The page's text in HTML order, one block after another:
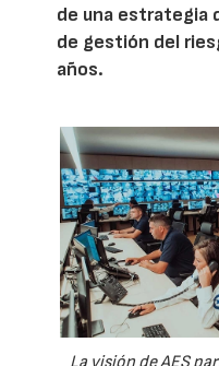
de una estrategia
de gestión del
años.
La visión de AES